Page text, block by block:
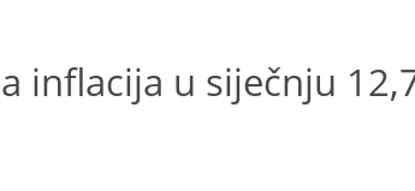
inflacija u siječnju